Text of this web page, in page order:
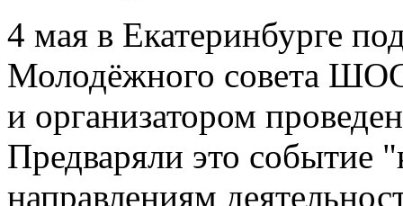
4 мая в Екатеринбурге
Молодёжного совета
и организатором
Предваряли это событие
направлениям